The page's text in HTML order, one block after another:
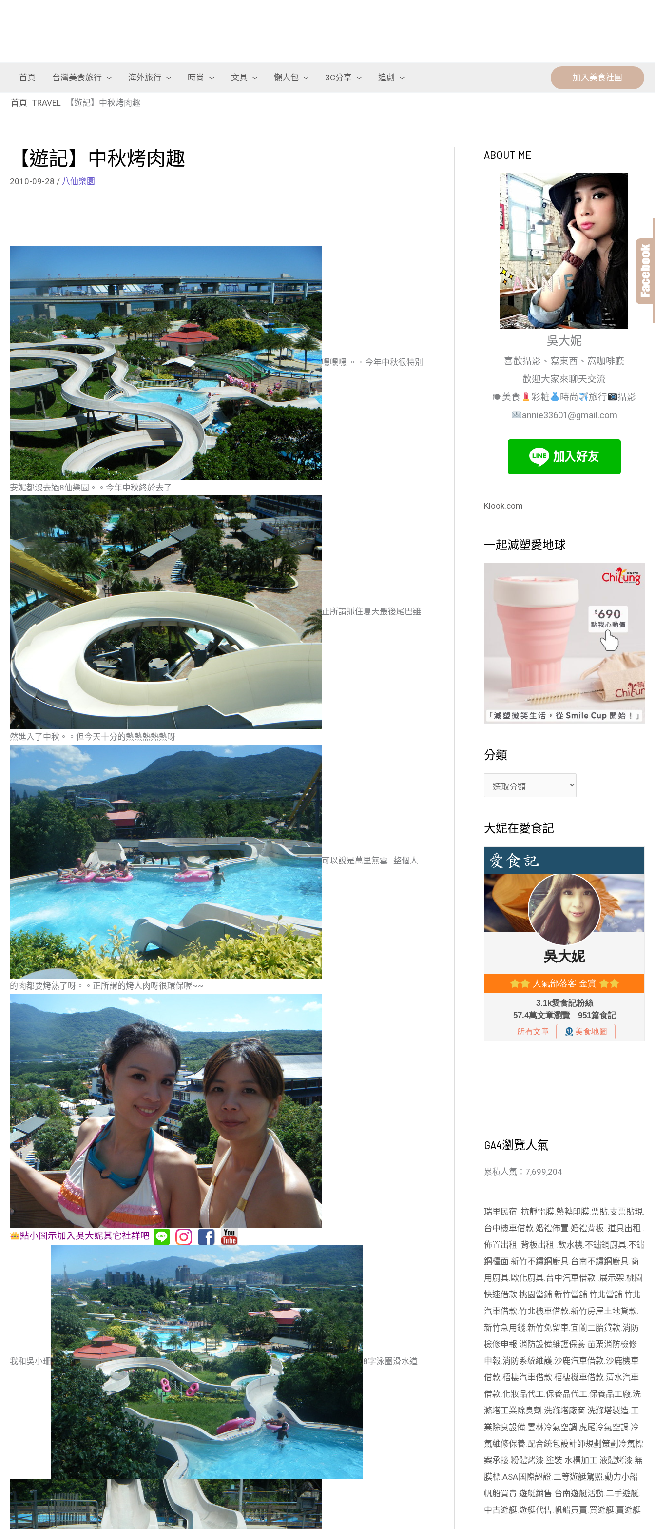
首頁 台灣美食旅行 海外旅行 時尚 文具 懶人包 3C分享 追劇 加入美食社團
首頁 TRAVEL 【遊記】中秋烤肉趣
【遊記】中秋烤肉趣
2010-09-28 / 八仙樂園
嘿嘿嘿 。。今年中秋很特別
安妮都沒去過8仙樂園。。今年中秋終於去了
正所謂抓住夏天最後尾巴雖
然進入了中秋。。但今天十分的熱熱熱熱熱呀
可以說是萬里無雲…整個人
的肉都要烤熟了呀。。正所謂的烤人肉呀很環保喔~~
點小圖示加入吳大妮其它社群吧
我和吳小珊 8字泳圈滑水道
ABOUT ME
吳大妮
喜歡攝影、寫東西、窩咖啡廳
歡迎大家來聊天交流
🍽美食
彩粧 時尚 旅行
攝影
annie33601@gmail.com
Klook.com
一起減塑愛地球
分類
大妮在愛食記
GA4瀏覽人氣
累積人氣：7,699,204
瑞里民宿 抗靜電膜. 熱轉印膜. 票貼. 支票貼現
台中機車借款 婚禮佈置 婚禮背板 道具出租
佈置出租 背板出租 飲水機 不鏽鋼廚具. 不鏽
鋼檯面 新竹不鏽鋼廚具. 台南不鏽鋼廚具. 商
用廚具. 歐化廚具. 台中汽車借款 展示架 桃園
快速借款 桃園當鋪. 新竹當舖. 竹北當舖. 竹北
汽車借款 竹北機車借款 新竹房屋土地貸款
新竹急用錢. 新竹免留車. 宜蘭二胎貸款 消防
檢修申報 消防設備維護保養 苗栗消防檢修
申報 消防系統維護. 沙鹿汽車借款 沙鹿機車
借款 梧棲汽車借款 梧棲機車借款 清水汽車
借款 化妝品代工 保養品代工 保養品工廠. 洗
滌塔工業除臭劑 洗滌塔廠商 洗滌塔製造 工
業除臭設備 雲林冷氣空調 虎尾冷氣空調 冷
氣維修保養 配合統包設計師規劃策劃 冷氣標
案承接. 粉體烤漆 塗裝 水標加工 液體烤漆 無
膜標 ASA國際認證. 二等遊艇駕照 動力小船
帆船買賣 遊艇銷售 台南遊艇活動 二手遊艇.
中古遊艇. 遊艇代售 帆船買賣 買遊艇. 賣遊艇